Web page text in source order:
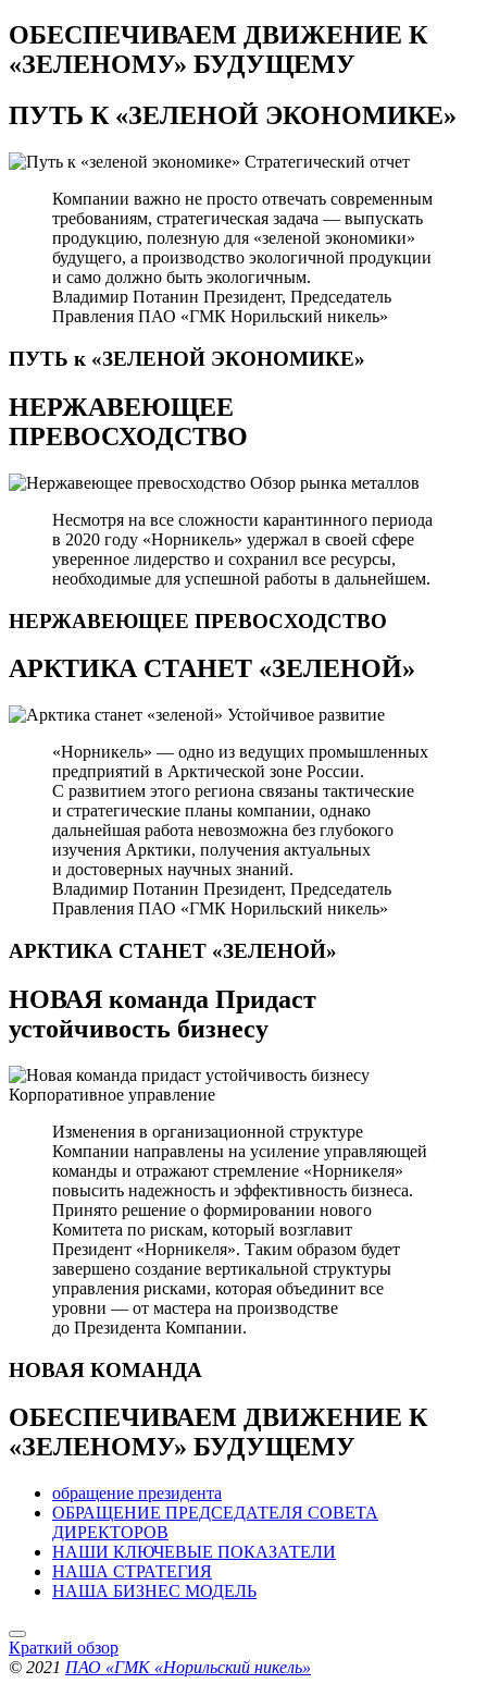
ОБЕСПЕЧИВАЕМ ДВИЖЕНИЕ К
«ЗЕЛЕНОМУ» БУДУЩЕМУ
ПУТЬ К«ЗЕЛЕНОЙ ЭКОНОМИКЕ»
Стратегический отчет
Компании важно не просто отвечать современным
требованиям, стратегическая задача — выпускать
продукцию, полезную для «зеленой экономики»
будущего, а производство экологичной продукции
и само должно быть экологичным.
Владимир Потанин Президент, Председатель
Правления ПАО «ГМК Норильский никель»
ПУТЬ к «ЗЕЛЕНОЙ ЭКОНОМИКЕ»
НЕРЖАВЕЮЩЕЕ
ПРЕВОСХОДСТВО
Обзор рынка металлов
Несмотря на все сложности карантинного периода
в 2020 году «Норникель» удержал в своей сфере
уверенное лидерство и сохранил все ресурсы,
необходимые для успешной работы в дальнейшем.
НЕРЖАВЕЮЩЕЕ ПРЕВОСХОДСТВО
АРКТИКА СТАНЕТ «ЗЕЛЕНОЙ»
Устойчивое развитие
«Норникель» — одно из ведущих промышленных
предприятий в Арктической зоне России.
С развитием этого региона связаны тактические
и стратегические планы компании, однако
дальнейшая работа невозможна без глубокого
изучения Арктики, получения актуальных
и достоверных научных знаний.
Владимир Потанин Президент, Председатель
Правления ПАО «ГМК Норильский никель»
АРКТИКА СТАНЕТ «ЗЕЛЕНОЙ»
НОВАЯ команда Придаст
устойчивость бизнесу
Корпоративное управление
Изменения в организационной структуре
Компании направлены на усиление управляющей
команды и отражают стремление «Норникеля»
повысить надежность и эффективность бизнеса.
Принято решение о формировании нового
Комитета по рискам, который возглавит
Президент «Норникеля». Таким образом будет
завершено создание вертикальной структуры
управления рисками, которая объединит все
уровни — от мастера на производстве
до Президента Компании.
НОВАЯ КОМАНДА
ОБЕСПЕЧИВАЕМ ДВИЖЕНИЕ К
«ЗЕЛЕНОМУ» БУДУЩЕМУ
обращение президента
ОБРАЩЕНИЕ ПРЕДСЕДАТЕЛЯ СОВЕТА
ДИРЕКТОРОВ
НАШИ КЛЮЧЕВЫЕ ПОКАЗАТЕЛИ
НАША СТРАТЕГИЯ
НАША БИЗНЕС МОДЕЛЬ
Краткий обзор
© 2021 ПАО «ГМК «Норильский никель»